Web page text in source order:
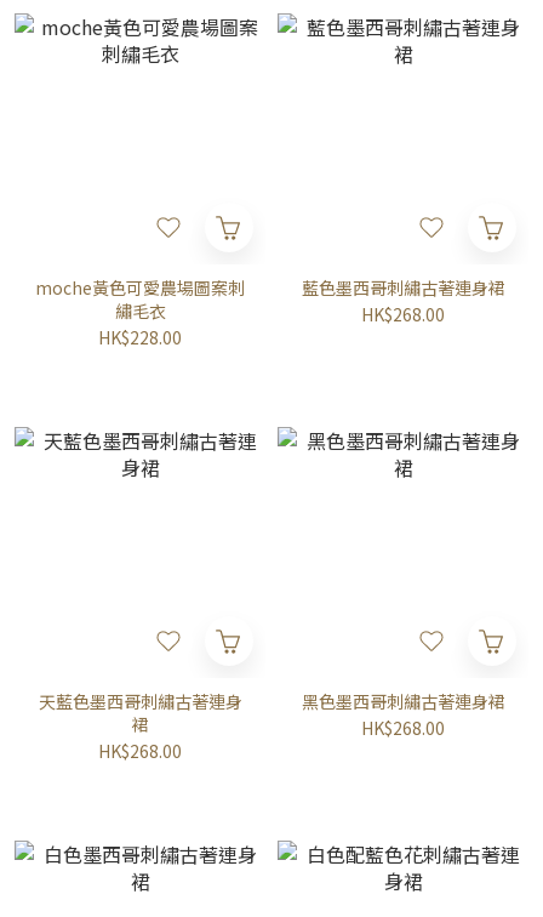
moche黃色可愛農場圖案刺
繡毛衣
HK$228.00
藍色墨西哥刺繡古著連身裙
HK$268.00
天藍色墨西哥刺繡古著連身
裙
HK$268.00
黑色墨西哥刺繡古著連身裙
HK$268.00